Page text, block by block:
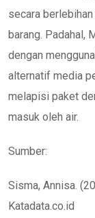
secara
barang. Padahal,
dengan
alternatif media
melapisi paket
masuk oleh air.
Sumber:
Sisma, Annisa.
Katadata.co.id